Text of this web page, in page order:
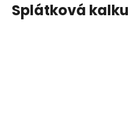
Splátková